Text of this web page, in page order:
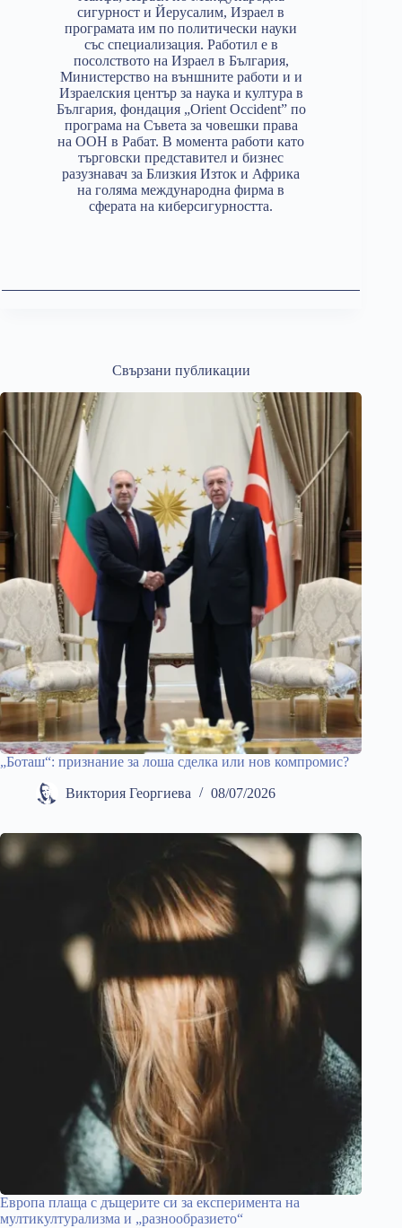
сигурност и Йерусалим, Израел в
програмата им по политически науки
със специализация. Работил е в
посолството на Израел в България,
Министерство на външните работи и и
Израелския център за наука и култура в
България, фондация „Orient Occident” по
програма на Съвета за човешки права
на ООН в Рабат. В момента работи като
търговски представител и бизнес
разузнавач за Близкия Изток и Африка
на голяма международна фирма в
сферата на киберсигурността.
Свързани публикации
„Боташ“: признание за лоша сделка или нов компромис?
Виктория Георгиева 08/07/2026
Европа плаща с дъщерите си за експеримента на
мултикултурализма и „разнообразието“